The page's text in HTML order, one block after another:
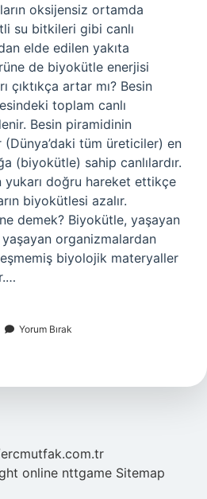
oksijensiz ortamda
su bitkileri gibi canlı
elde edilen yakıta
de biyokütle enerjisi
çıktıkça artar mı? Besin
toplam canlı
Besin piramidinin
tüm üreticiler) en
(biyokütle) sahip canlılardır.
yukarı doğru hareket ettikçe
biyokütlesi azalır.
demek? Biyokütle, yaşayan
organizmalardan
biyolojik materyaller
Yorum Bırak
online nttgame Sitemap